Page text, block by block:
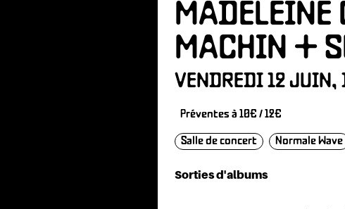
MACHIN +
VENDREDI 12 JUIN,
Préventes à 10€ / 12€
Salle de concert Normale Wave
Sorties d'albums